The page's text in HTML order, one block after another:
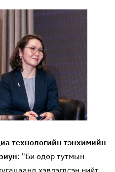
технологийн тэнхимийн
: "Би өдөр тутмын
хэвлэгдсэн нийт